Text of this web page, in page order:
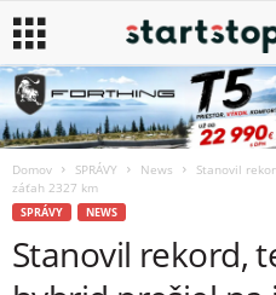
Domov SPRÁVY News
Stanovil
záťah 2327 km
SPRÁVY NEWS
Stanovil rekord,